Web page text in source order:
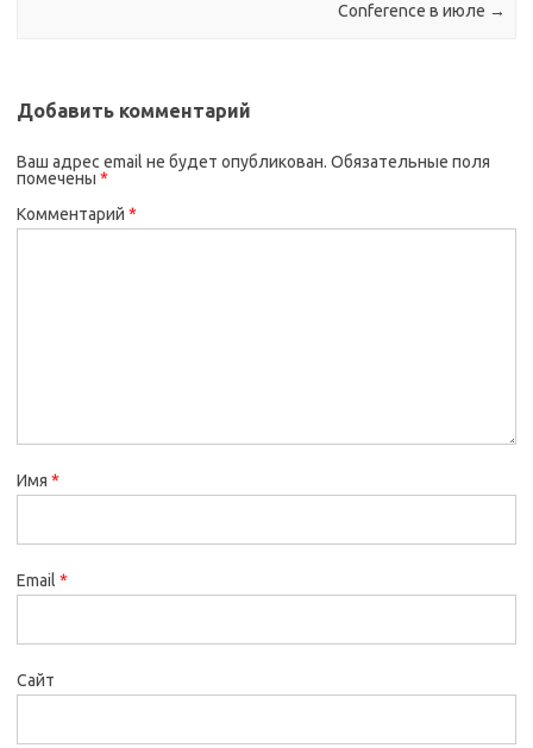
Conference в июле →
Добавить комментарий
Ваш адрес email не будет опубликован. Обязательные поля
помечены *
Комментарий *
Имя *
Email *
Сайт